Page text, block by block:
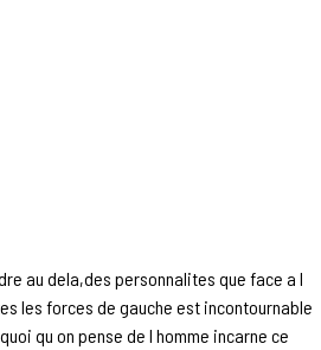
au dela,des personnalites que face a l
les forces de gauche est incontournable
qu on pense de l homme incarne ce